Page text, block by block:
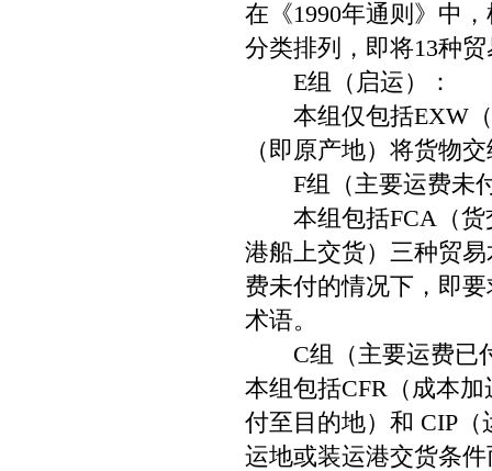
在《1990年通则》中
分类排列，即将13种
E组（启运）：
本组仅包括EXW（
（即原产地）将货物
F组（主要运费未
本组包括FCA（货
港船上交货）三种贸
费未付的情况下，即
术语。
C组（主要运费已
本组包括CFR（成本
付至目的地）和 CIP
运地或装运港交货条